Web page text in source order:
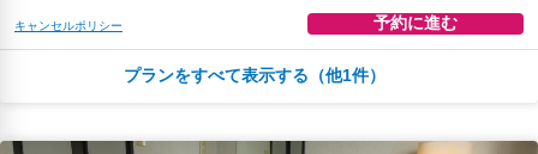
キャンセルポリシー 予約に進む
無料WiFi
税・サービス料 ￥990含む
249ポイント
プランをすべて表示する（他1件）